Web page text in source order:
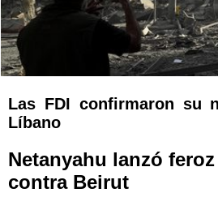
Las FDI confirmaron su
Líbano
Netanyahu lanzó
contra Beirut